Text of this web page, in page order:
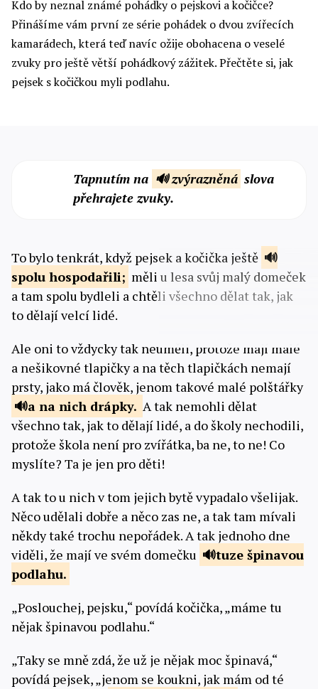
Kdo by neznal známé pohádky o pejskovi a kočičce?
Přinášíme vám první ze série pohádek o dvou zvířecích
kamarádech, která teď navíc ožije obohacena o veselé
zvuky pro ještě větší pohádkový zážitek. Přečtěte si, jak
pejsek s kočičkou myli podlahu.
Tapnutím na 🔊 zvýrazněná slova
přehrajete zvuky.
To bylo tenkrát, když pejsek a kočička ještě
spolu hospodařili; měli u lesa svůj malý domeček
a tam spolu bydleli a chtěli všechno dělat tak, jak
to dělají velcí lidé.
Ale oni to vždycky tak neuměli, protože mají malé
a nešikovné tlapičky a na těch tlapičkách nemají
prsty, jako má člověk, jenom takové malé polštářky
a na nich drápky. A tak nemohli dělat
všechno tak, jak to dělají lidé, a do školy nechodili,
protože škola není pro zvířátka, ba ne, to ne! Co
myslíte? Ta je jen pro děti!
A tak to u nich v tom jejich bytě vypadalo všelijak.
Něco udělali dobře a něco zas ne, a tak tam mívali
někdy také trochu nepořádek. A tak jednoho dne
viděli, že mají ve svém domečku
tuze špinavou
podlahu.
„Poslouchej, pejsku,“ povídá kočička, „máme tu
nějak špinavou podlahu.“
„Taky se mně zdá, že už je nějak moc špinavá,“
povídá pejsek, „jenom se koukni, jak mám od té